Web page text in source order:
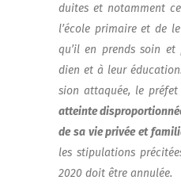
duites et notam­ment
l’école pri­maire et de
qu’il en prends soin
dien et à leur
sion atta­quée, le
atteinte
de sa vie pri­vée et
les sti­pu­la­tions
2020 doit être annulée.